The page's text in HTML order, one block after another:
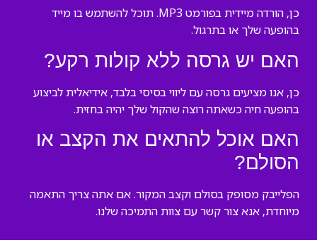
כן, הורדה מיידית בפורמט MP3. תוכל להשתמש בו מייד
בהופעה שלך או בתרגול.
האם יש גרסה ללא קולות רקע?
כן, אנו מציעים גרסה עם ליווי בסיסי בלבד, אידיאלית לביצוע
בהופעה חיה כשאתה רוצה שהקול שלך יהיה בחזית.
האם אוכל להתאים את הקצב או
הסולם?
הפלייבק מסופק בסולם וקצב המקור. אם אתה צריך התאמה
מיוחדת, אנא צור קשר עם צוות התמיכה שלנו.